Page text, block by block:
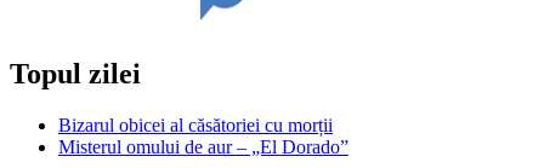
Topul zilei
Bizarul obicei al căsătoriei cu morții
Misterul omului de aur – „El Dorado”